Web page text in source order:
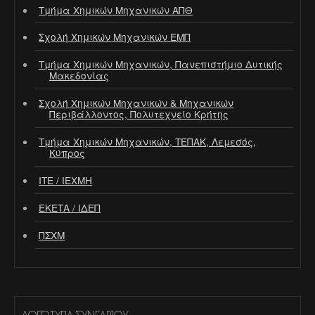
Τμήμα Χημικών Μηχανικών ΑΠΘ
Σχολή Χημικών Μηχανικών ΕΜΠ
Τμήμα Χημικών Μηχανικών, Πανεπιστήμιο Δυτικής
Μακεδονίας
Σχολή Χημικών Μηχανικών & Μηχανικών
Περιβάλλοντος, Πολυτεχνείο Κρήτης
Τμήμα Χημικών Μηχανικών, ΤΕΠΑΚ, Λεμεσός,
Κύπρος
ΙΤΕ / ΙΕΧΜΗ
ΕΚΕΤΑ / ΙΔΕΠ
ΠΣΧΜ